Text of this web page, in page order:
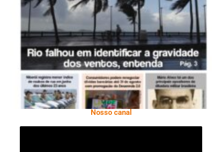
Ano X – Número 366 01 A 07 De Agosto De
2026
Nosso canal